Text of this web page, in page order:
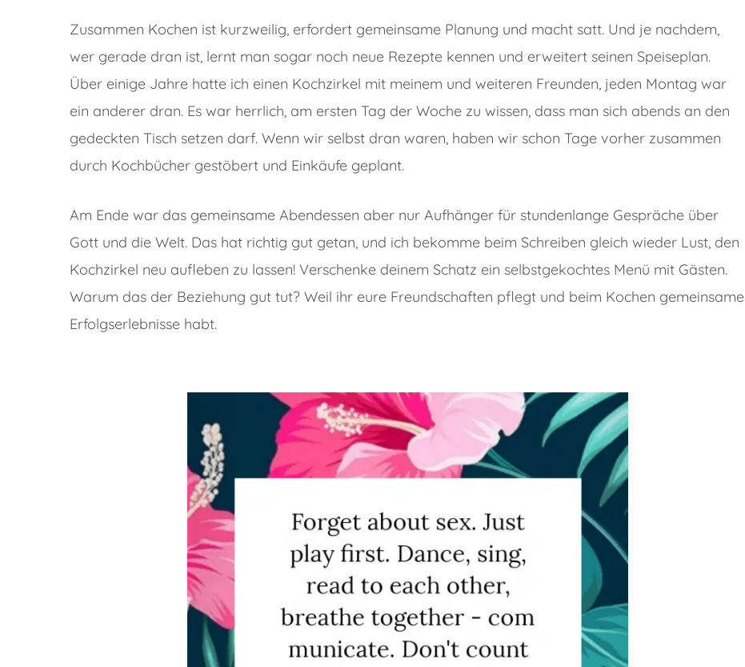
Zusammen Kochen ist kurzweilig, erfordert gemeinsame Planung und macht satt. Und je nachdem,
wer gerade dran ist, lernt man sogar noch neue Rezepte kennen und erweitert seinen Speiseplan.
Über einige Jahre hatte ich einen Kochzirkel mit meinem und weiteren Freunden, jeden Montag war
ein anderer dran. Es war herrlich, am ersten Tag der Woche zu wissen, dass man sich abends an den
gedeckten Tisch setzen darf. Wenn wir selbst dran waren, haben wir schon Tage vorher zusammen
durch Kochbücher gestöbert und Einkäufe geplant.
Am Ende war das gemeinsame Abendessen aber nur Aufhänger für stundenlange Gespräche über
Gott und die Welt. Das hat richtig gut getan, und ich bekomme beim Schreiben gleich wieder Lust, den
Kochzirkel neu aufleben zu lassen! Verschenke deinem Schatz ein selbstgekochtes Menü mit Gästen.
Warum das der Beziehung gut tut? Weil ihr eure Freundschaften pflegt und beim Kochen gemeinsame
Erfolgserlebnisse habt.